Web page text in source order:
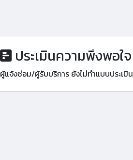
ประเมินความพึงพอใจ
ผู้แจ้งซ่อม/ผู้รับบริการ ยังไม่ทำแบบประเมิน